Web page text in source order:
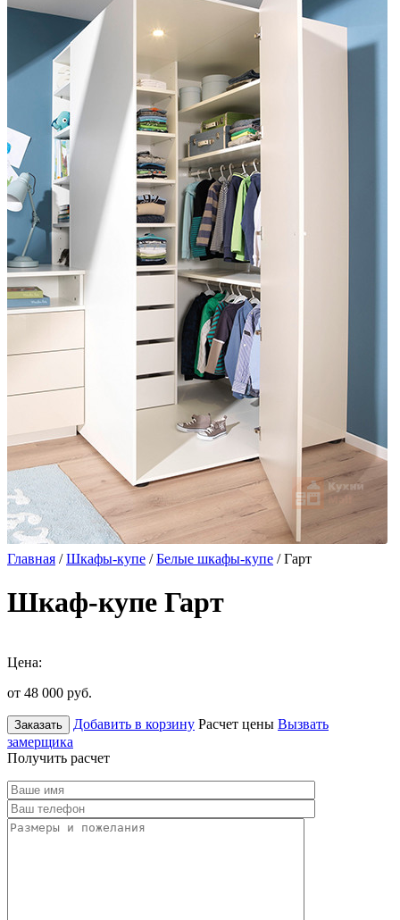
Главная /Шкафы-купе /Белые шкафы-купе / Гарт
Шкаф-купе Гарт
Цена:
от 48 000 руб.
Заказать Добавить в корзину Расчет цены Вызвать
замерщика
Получить расчет